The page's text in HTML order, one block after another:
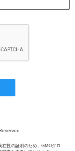
在性の証明のため、GMOグロ